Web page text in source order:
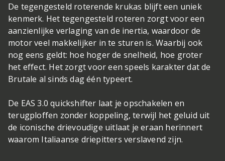
De tegengesteld roterende krukas blijft een uniek
kenmerk. Het tegengesteld roteren zorgt voor een
aanzienlijke verlaging van de inertia, waardoor de
motor veel makkelijker in te sturen is. Waarbij ook
nog eens geldt: hoe hoger de snelheid, hoe groter
het effect. Het zorgt voor een speels karakter dat de
Brutale al sinds dag één typeert.
De EAS 3.0 quickshifter laat je opschakelen en
terugploffen zonder koppeling, terwijl het geluid uit
de iconische drievoudige uitlaat je eraan herinnert
waarom Italiaanse driepitters verslavend zijn.